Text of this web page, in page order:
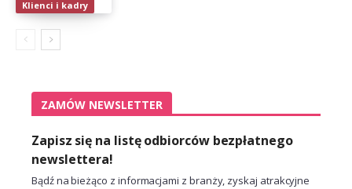
Klienci i kadry
ZAMÓW NEWSLETTER
Zapisz się na listę odbiorców bezpłatnego
newslettera!
Bądź na bieżąco z informacjami z branży, zyskaj atrakcyjne